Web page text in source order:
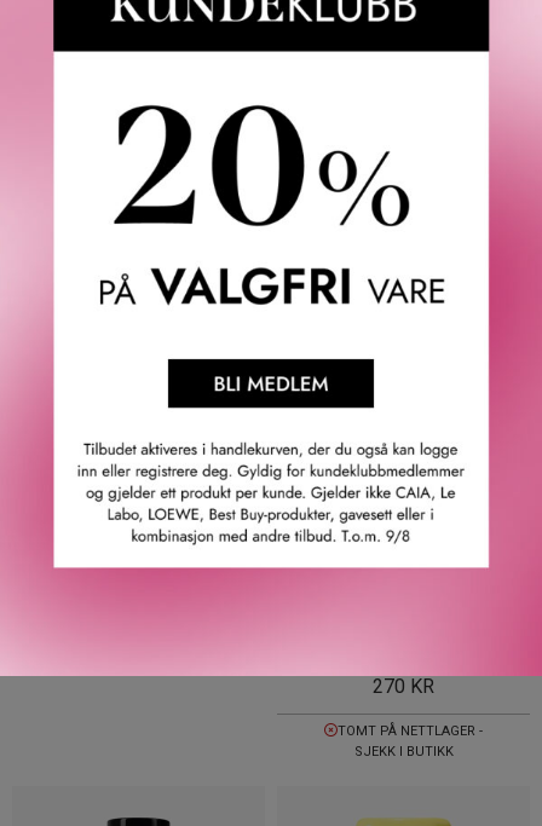
ML
460
KR
310
TOMT PÅ NETTLAGER -
SJEKK I BUTIKK
270 KR
TOMT PÅ NETTLAGER -
SJEKK I BUTIKK